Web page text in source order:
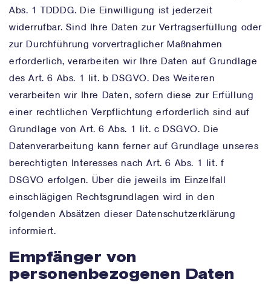
Abs. 1 TDDDG. Die Einwilligung ist jederzeit
widerrufbar. Sind Ihre Daten zur Vertragserfüllung oder
zur Durchführung vorvertraglicher Maßnahmen
erforderlich, verarbeiten wir Ihre Daten auf Grundlage
des Art. 6 Abs. 1 lit. b DSGVO. Des Weiteren
verarbeiten wir Ihre Daten, sofern diese zur Erfüllung
einer rechtlichen Verpflichtung erforderlich sind auf
Grundlage von Art. 6 Abs. 1 lit. c DSGVO. Die
Datenverarbeitung kann ferner auf Grundlage unseres
berechtigten Interesses nach Art. 6 Abs. 1 lit. f
DSGVO erfolgen. Über die jeweils im Einzelfall
einschlägigen Rechtsgrundlagen wird in den
folgenden Absätzen dieser Datenschutzerklärung
informiert.
Empfänger von
personenbezogenen Daten